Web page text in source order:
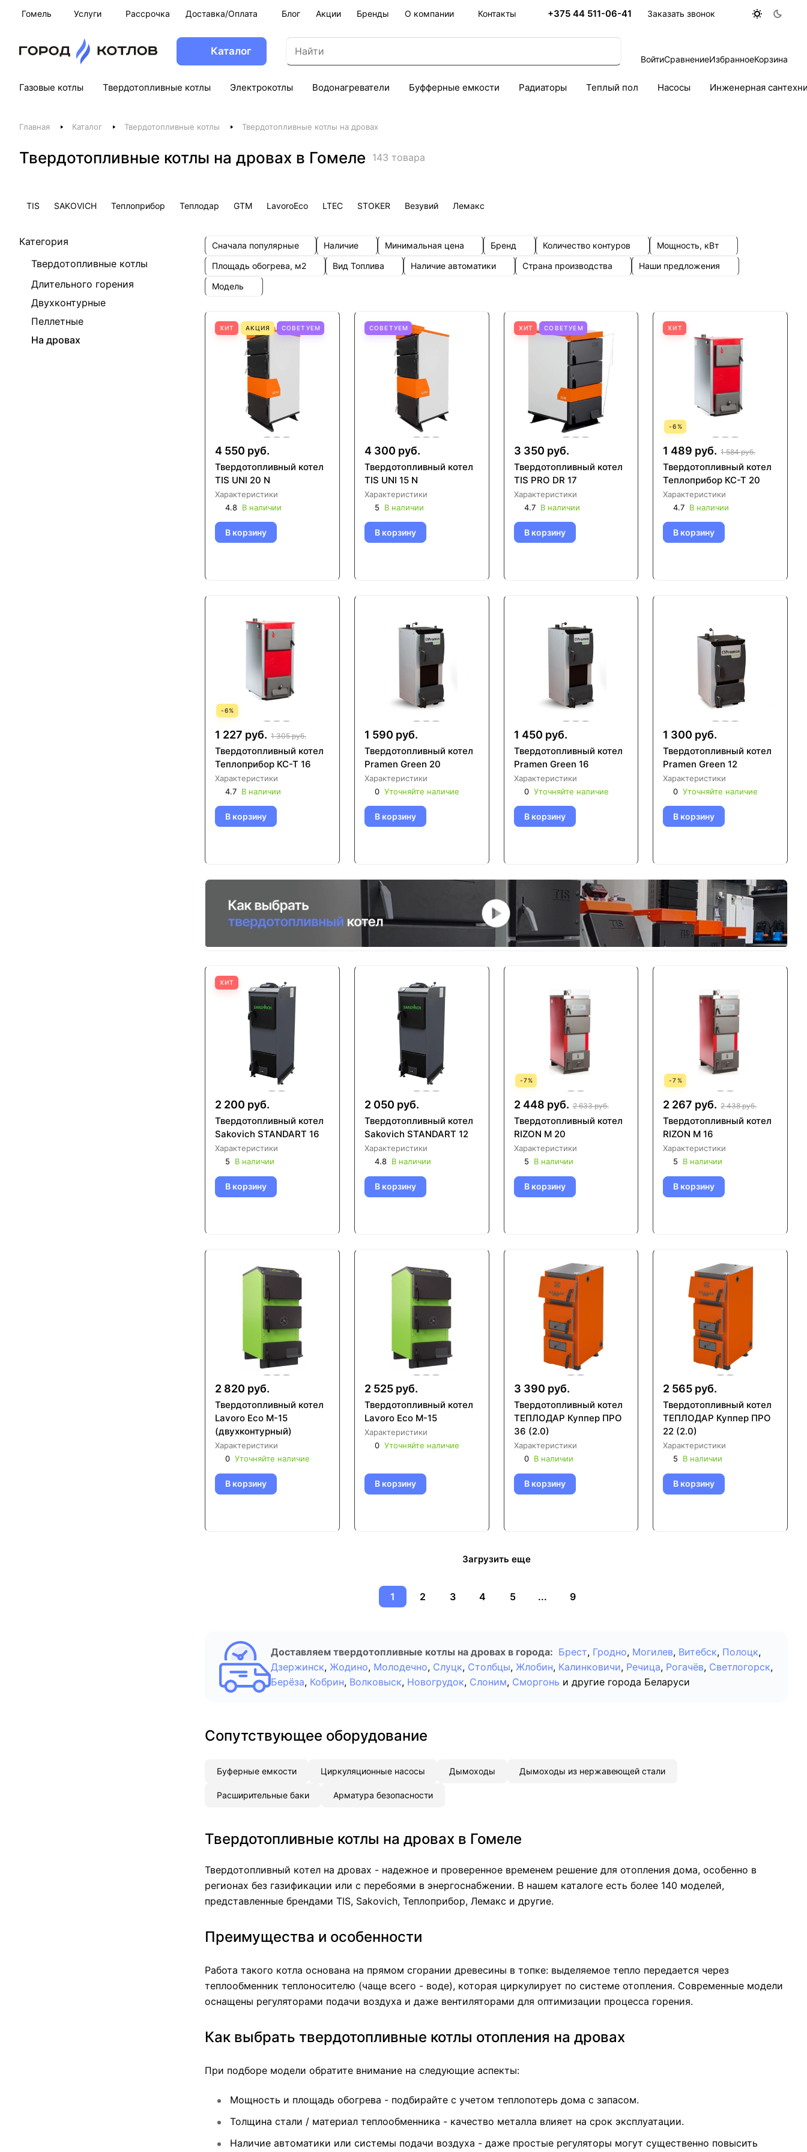
Гомель Услуги Рассрочка Доставка/Оплата Блог Акции Бренды О компании Контакты +375 44 511-06-41 Заказать звонок
Каталог
ВойтиСравнениеИзбранноеКорзина
Газовые котлы Твердотопливные котлы Электрокотлы Водонагреватели Буфферные емкости Радиаторы Теплый пол Насосы Инженерная
Главная Каталог Твердотопливные котлы Твердотопливные котлы на дровах
Твердотопливные котлы на дровах в Гомеле 143 товара
TIS SAKOVICH Теплоприбор Теплодар GTM LavoroEco LTEC STOKER Везувий Лемакс
Категория
Твердотопливные котлы
Длительного горения
Двухконтурные
Пеллетные
На дровах
Сначала популярные Наличие Минимальная цена Бренд Количество контуров
Мощность, кВт
Площадь обогрева, м2
Вид Топлива Наличие автоматики Страна производства
Наши предложения
Модель
ХИТ АКЦИЯ СОВЕТУЕМ
4 550 руб.
Твердотопливный котел
TIS UNI 20 N
Характеристики
4.8 В наличии
В корзину
СОВЕТУЕМ
4 300 руб.
Твердотопливный котел
TIS UNI 15 N
Характеристики
5
В наличии
В корзину
ХИТ СОВЕТУЕМ
3 350 руб.
Твердотопливный котел
TIS PRO DR 17
Характеристики
4.7 В наличии
В корзину
ХИТ
-6%
1 489 руб. 1 584 руб.
Твердотопливный котел
Теплоприбор КС-Т 20
Характеристики
4.7 В наличии
В корзину
-6%
1 227 руб. 1 305 руб.
Твердотопливный котел
Теплоприбор КС-Т 16
Характеристики
4.7 В наличии
В корзину
1 590 руб.
Твердотопливный котел
Pramen Green 20
Характеристики
0 Уточняйте наличие
В корзину
1 450 руб.
Твердотопливный котел
Pramen Green 16
Характеристики
0 Уточняйте наличие
В корзину
1 300 руб.
Твердотопливный котел
Pramen Green 12
Характеристики
0 Уточняйте наличие
В корзину
ХИТ
2 200 руб.
Твердотопливный котел
Sakovich STANDART 16
Характеристики
5
В наличии
В корзину
2 050 руб.
Твердотопливный котел
Sakovich STANDART 12
Характеристики
4.8 В наличии
В корзину
-7%
2 448 руб. 2 633 руб.
Твердотопливный котел
RIZON М 20
Характеристики
5
В наличии
В корзину
-7%
2 267 руб. 2 438 руб.
Твердотопливный котел
RIZON М 16
Характеристики
5
В наличии
В корзину
2 820 руб.
Твердотопливный котел
Lavoro Eco M-15
(двухконтурный)
Характеристики
0 Уточняйте наличие
В корзину
2 525 руб.
Твердотопливный котел
Lavoro Eco M-15
Характеристики
0 Уточняйте наличие
В корзину
3 390 руб.
Твердотопливный котел
ТЕПЛОДАР Куппер ПРО
36 (2.0)
Характеристики
0 В наличии
В корзину
2 565 руб.
Твердотопливный котел
ТЕПЛОДАР Куппер ПРО
22 (2.0)
Характеристики
5
В наличии
В корзину
Загрузить еще
1 2 3 4 5 ... 9
Доставляем твердотопливные котлы на дровах в города: Брест, Гродно, Могилев, Витебск, Полоцк,
Дзержинск, Жодино, Молодечно, Слуцк, Столбцы, Жлобин, Калинковичи, Речица, Рогачёв, Светлогорск,
Берёза, Кобрин, Волковыск, Новогрудок, Слоним, Сморгонь и другие города Беларуси
Сопутствующее оборудование
Буферные емкости Циркуляционные насосы Дымоходы Дымоходы из нержавеющей стали
Расширительные баки Арматура безопасности
Твердотопливные котлы на дровах в Гомеле
Твердотопливный котел на дровах - надежное и проверенное временем решение для отопления дома, особенно в
регионах без газификации или с перебоями в энергоснабжении. В нашем каталоге есть более 140 моделей,
представленные брендами TIS, Sakovich, Теплоприбор, Лемакс и другие.
Преимущества и особенности
Работа такого котла основана на прямом сгорании древесины в топке: выделяемое тепло передается через
теплообменник теплоносителю (чаще всего - воде), которая циркулирует по системе отопления. Современные модели
оснащены регуляторами подачи воздуха и даже вентиляторами для оптимизации процесса горения.
Как выбрать твердотопливные котлы отопления на дровах
При подборе модели обратите внимание на следующие аспекты:
Мощность и площадь обогрева - подбирайте с учетом теплопотерь дома с запасом.
Толщина стали / материал теплообменника - качество металла влияет на срок эксплуатации.
Наличие автоматики или системы подачи воздуха - даже простые регуляторы могут существенно повысить